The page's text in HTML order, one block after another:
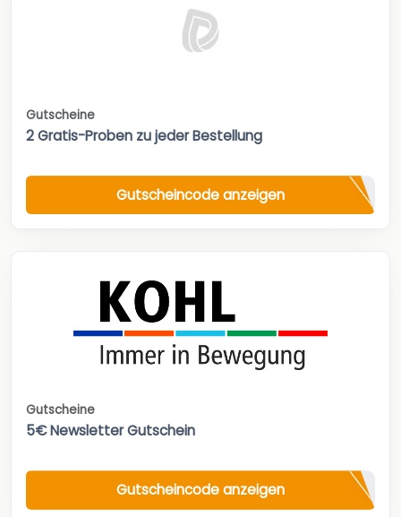
Gutscheine
2 Gratis-Proben zu jeder Bestellung
Gutscheincode anzeigen
Gutscheine
5€ Newsletter Gutschein
Gutscheincode anzeigen